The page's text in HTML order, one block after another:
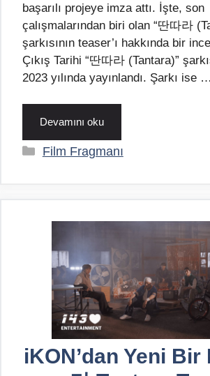
başarılı projeye imza attı. İşte, son
çalışmalarından biri olan “딴따라
şarkısının teaser’ı hakkında bir
Çıkış Tarihi “딴따라 (Tantara)”
2023 yılında yayınlandı. Şarkı ise …
Devamını oku
Kategoriler
Film Fragmanı
iKON’dan Yeni Bir